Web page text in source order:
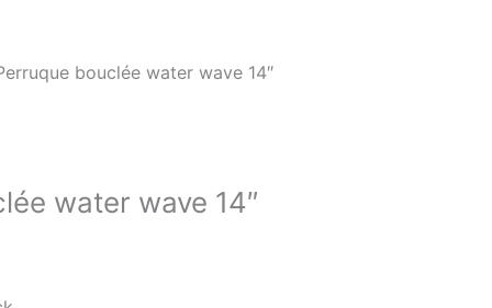
bouclée water wave 14″
water wave 14″